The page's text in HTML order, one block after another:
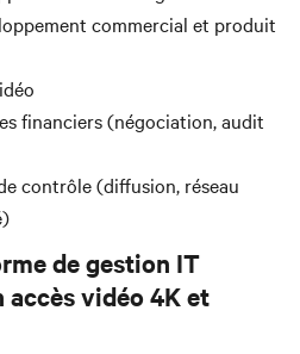
commercial et produit
financiers (négociation, audit
contrôle (diffusion, réseau
de gestion IT
accès vidéo 4K et